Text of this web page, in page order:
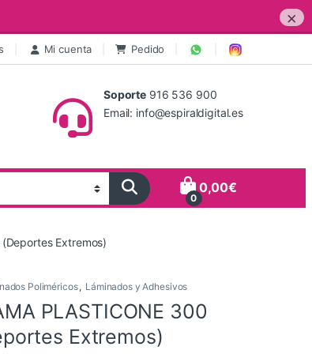
×
Mi cuenta Pedido
Soporte 916 536 900
Email: info@espiraldigital.es
0
0,00€
Extremos)
Poliméricos, Láminados y Adhesivos
PLASTICONE 300
Extremos)